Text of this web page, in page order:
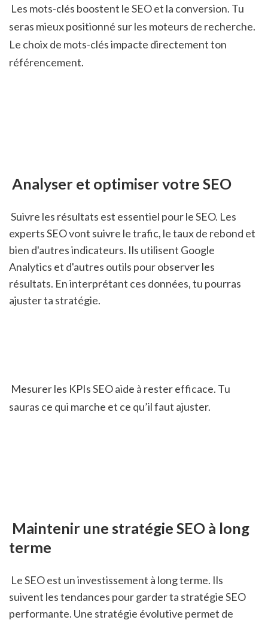
seras mieux positionné sur les moteurs de recherche.
Le choix de mots-clés impacte directement ton
référencement.
Analyser et optimiser votre SEO
experts SEO vont suivre le trafic, le taux de rebond et
bien d'autres indicateurs. Ils utilisent Google
Analytics et d'autres outils pour observer les
résultats. En interprétant ces données, tu pourras
ajuster ta stratégie.
sauras ce qui marche et ce qu’il faut ajuster.
terme
suivent les tendances pour garder ta stratégie SEO
performante. Une stratégie évolutive permet de